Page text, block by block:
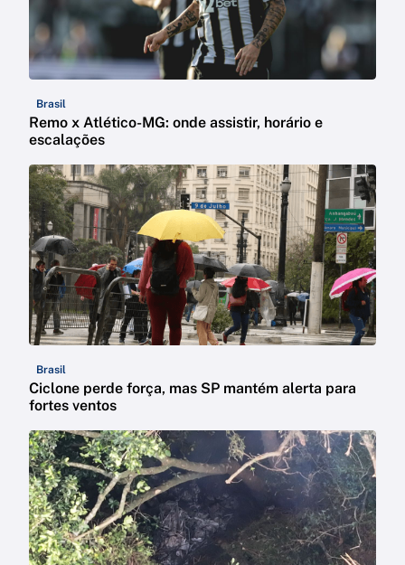
Brasil
Remo x Atlético-MG: onde assistir, horário e
escalações
Brasil
Ciclone perde força, mas SP mantém alerta para
fortes ventos